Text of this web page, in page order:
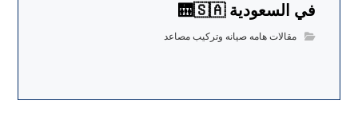
في السعودية 🛗🇸🇦
مقالات هامه صيانه وتركيب مصاعد